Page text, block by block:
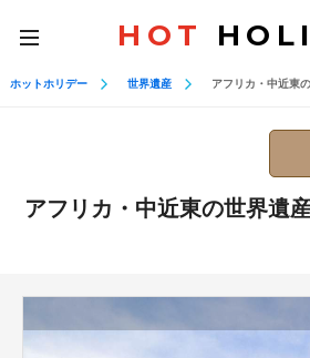
toggle
navigation
HOT
ホットホリデー 世界遺産 アフリカ・中近東
アフリカ・中近東の世界遺